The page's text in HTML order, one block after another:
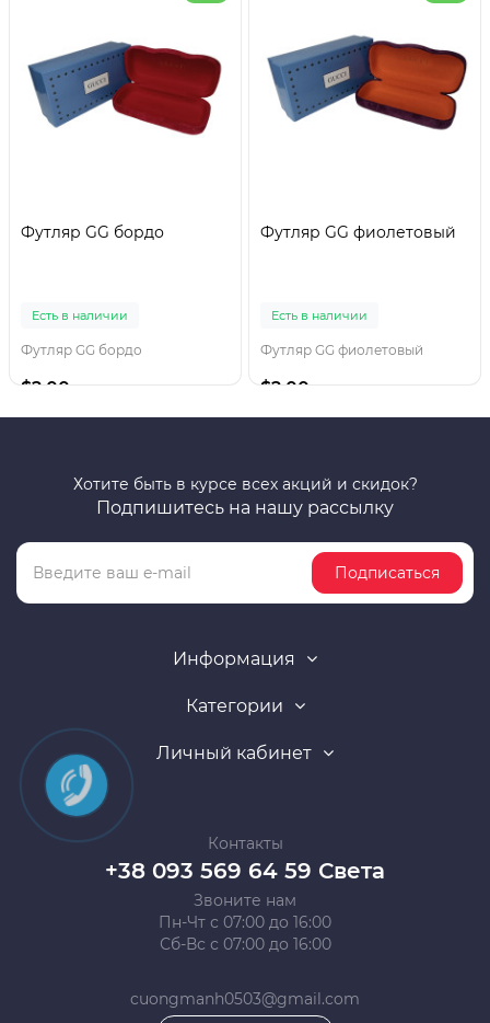
Футляр GG бордо
Есть в наличии
Футляр GG бордо
$2.00
Футляр GG фиолетовый
Есть в наличии
Футляр GG фиолетовый
$2.00
Хотите быть в курсе всех акций и скидок?
Подпишитесь на нашу рассылку
Подписаться
Информация
Категории
Личный кабинет
Контакты
+38 093 569 64 59 Света
Звоните нам
Пн-Чт с 07:00 до 16:00
Сб-Вс с 07:00 до 16:00
cuongmanh0503@gmail.com